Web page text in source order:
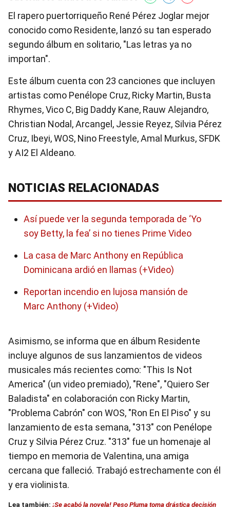
El rapero puertorriqueño René Pérez Joglar mejor
conocido como Residente, lanzó su tan esperado
segundo álbum en solitario, "Las letras ya no
importan".
Este álbum cuenta con 23 canciones que incluyen
artistas como Penélope Cruz, Ricky Martin, Busta
Rhymes, Vico C, Big Daddy Kane, Rauw Alejandro,
Christian Nodal, Arcangel, Jessie Reyez, Silvia Pérez
Cruz, Ibeyi, WOS, Nino Freestyle, Amal Murkus, SFDK
y AI2 El Aldeano.
NOTICIAS RELACIONADAS
Así puede ver la segunda temporada de ‘Yo
soy Betty, la fea’ si no tienes Prime Video
La casa de Marc Anthony en República
Dominicana ardió en llamas (+Video)
Reportan incendio en lujosa mansión de
Marc Anthony (+Video)
Asimismo, se informa que en álbum Residente
incluye algunos de sus lanzamientos de videos
musicales más recientes como: "This Is Not
America" (un video premiado), "Rene", "Quiero Ser
Baladista" en colaboración con Ricky Martin,
"Problema Cabrón" con WOS, "Ron En El Piso" y su
lanzamiento de esta semana, "313″ con Penélope
Cruz y Silvia Pérez Cruz. "313″ fue un homenaje al
tiempo en memoria de Valentina, una amiga
cercana que falleció. Trabajó estrechamente con él
y era violinista.
Lea también: ¡Se acabó la novela! Peso Pluma toma drástica decisión